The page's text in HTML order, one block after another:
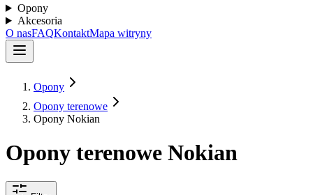
Opony
Akcesoria
O nasFAQKontaktMapa witryny
Opony
Opony terenowe
Opony Nokian
Opony terenowe Nokian